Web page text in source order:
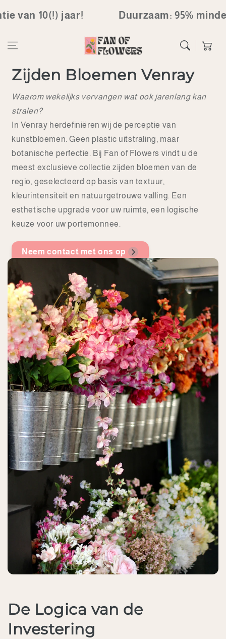
de inhoud10(!) jaar! Duurzaam: 95% minder
Zijden Bloemen Venray
Waarom wekelijks vervangen wat ook jarenlang kan
stralen?
In Venray herdefiniëren wij de perceptie van
kunstbloemen. Geen plastic uitstraling, maar
botanische perfectie. Bij Fan of Flowers vindt u de
meest exclusieve collectie zijden bloemen van de
regio, geselecteerd op basis van textuur,
kleurintensiteit en natuurgetrouwe valling. Een
esthetische upgrade voor uw ruimte, een logische
keuze voor uw portemonnee.
Neem contact met ons op
De Logica van de
Investering